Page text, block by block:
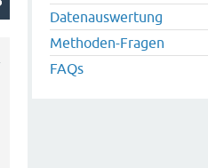
Datenauswertung
Methoden-Fragen
FAQs